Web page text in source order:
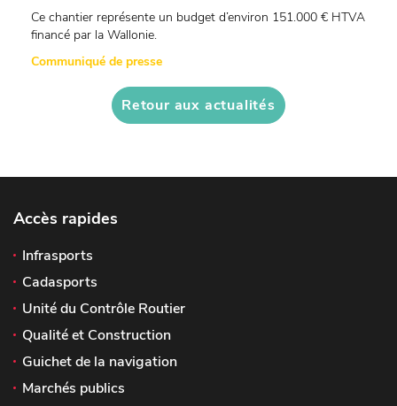
Ce chantier représente un budget d’environ 151.000 € HTVA
financé par la Wallonie.
Communiqué de presse
Retour aux actualités
Accès rapides
Infrasports
Cadasports
Unité du Contrôle Routier
Qualité et Construction
Guichet de la navigation
Marchés publics